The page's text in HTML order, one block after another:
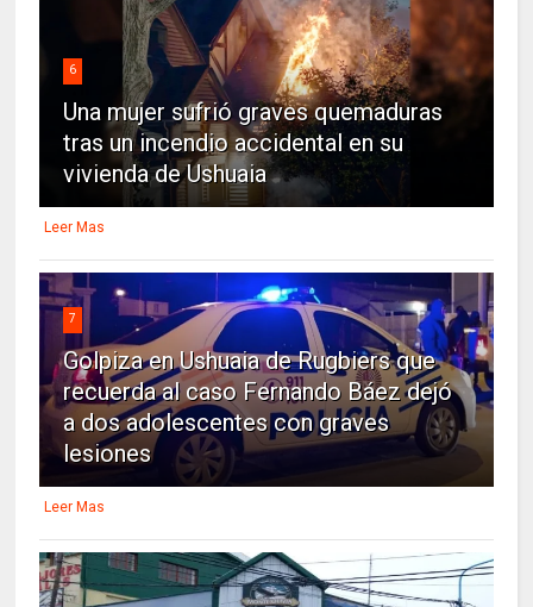
6
Una mujer sufrió graves quemaduras
tras un incendio accidental en su
vivienda de Ushuaia
Leer Mas
7
Golpiza en Ushuaia de Rugbiers que
recuerda al caso Fernando Báez dejó
a dos adolescentes con graves
lesiones
Leer Mas